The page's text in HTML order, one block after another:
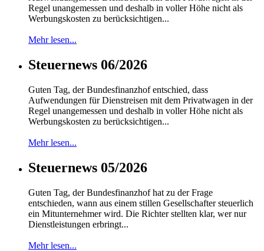
Regel unangemessen und deshalb in voller Höhe nicht als
Werbungskosten zu berücksichtigen...
Mehr lesen...
Steuernews 06/2026
Guten Tag, der Bundesfinanzhof entschied, dass
Aufwendungen für Dienstreisen mit dem Privatwagen in der
Regel unangemessen und deshalb in voller Höhe nicht als
Werbungskosten zu berücksichtigen...
Mehr lesen...
Steuernews 05/2026
Guten Tag, der Bundesfinanzhof hat zu der Frage
entschieden, wann aus einem stillen Gesellschafter steuerlich
ein Mitunternehmer wird. Die Richter stellten klar, wer nur
Dienstleistungen erbringt...
Mehr lesen...